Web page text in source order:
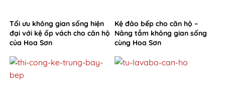
Tối ưu không gian sống hiện
đại với kệ ốp vách cho căn hộ
của Hoa Sơn
Kệ đảo bếp cho căn hộ –
Nâng tầm không gian sống
cùng Hoa Sơn